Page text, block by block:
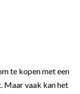
te kopen met een
Maar vaak kan het